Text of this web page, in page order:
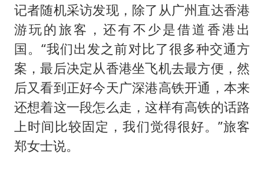
记者随机采访发现，除了从广州直达香港
游玩的旅客，还有不少是借道香港出
国。“我们出发之前对比了很多种交通方
案，最后决定从香港坐飞机去最方便，然
后又看到正好今天广深港高铁开通，本来
还想着这一段怎么走，这样有高铁的话路
上时间比较固定，我们觉得很好。”旅客
郑女士说。